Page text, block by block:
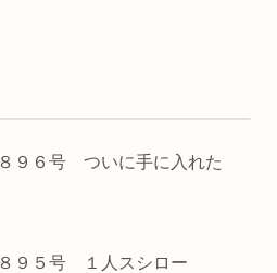
９６号 ついに手に入れた
９５号 １人スシロー